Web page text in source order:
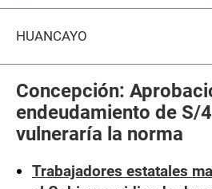
HUANCAYO
Concepción:
endeudamiento de S/
vulneraría la norma
Trabajadores estatales